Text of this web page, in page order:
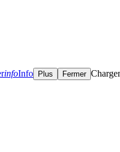
infoInfo Plus Fermer